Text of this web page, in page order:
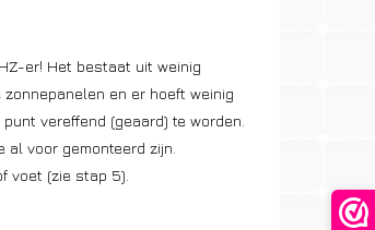
er! Het bestaat uit weinig
en er hoeft weinig
vereffend (geaard) te worden.
voor gemonteerd zijn.
voet (zie stap 5).